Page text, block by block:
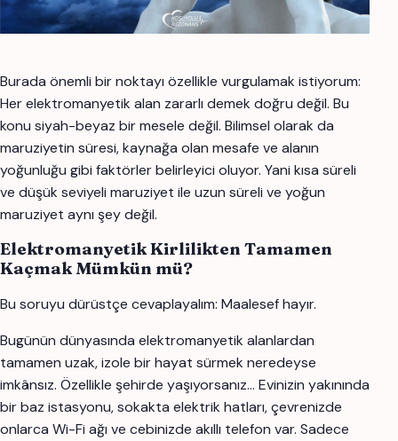
Burada önemli bir noktayı özellikle vurgulamak istiyorum:
Her elektromanyetik alan zararlı demek doğru değil. Bu
konu siyah-beyaz bir mesele değil. Bilimsel olarak da
maruziyetin süresi, kaynağa olan mesafe ve alanın
yoğunluğu gibi faktörler belirleyici oluyor. Yani kısa süreli
ve düşük seviyeli maruziyet ile uzun süreli ve yoğun
maruziyet aynı şey değil.
Elektromanyetik Kirlilikten Tamamen
Kaçmak Mümkün mü?
Bu soruyu dürüstçe cevaplayalım: Maalesef hayır.
Bugünün dünyasında elektromanyetik alanlardan
tamamen uzak, izole bir hayat sürmek neredeyse
imkânsız. Özellikle şehirde yaşıyorsanız… Evinizin yakınında
bir baz istasyonu, sokakta elektrik hatları, çevrenizde
onlarca Wi-Fi ağı ve cebinizde akıllı telefon var. Sadece